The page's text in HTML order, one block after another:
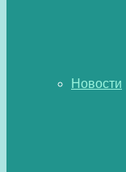
Новости